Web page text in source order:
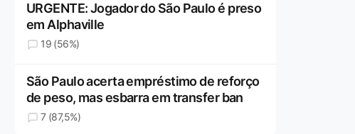
URGENTE: Jogador do São Paulo é preso
em Alphaville
19 (56%)
São Paulo acerta empréstimo de reforço
de peso, mas esbarra em transfer ban
7 (87,5%)